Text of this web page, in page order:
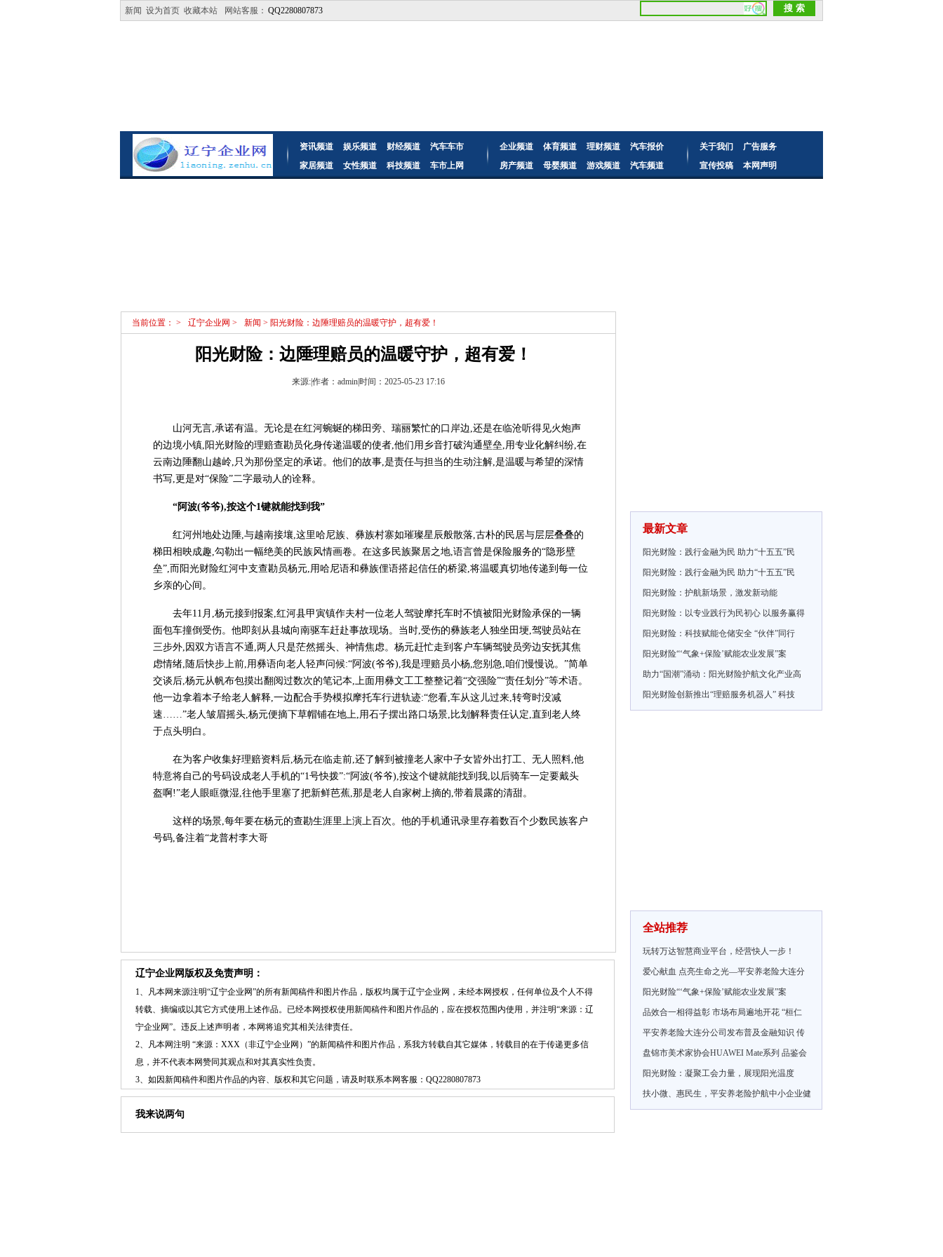
新闻 设为首页 收藏本站 网站客服： QQ2280807873
资讯频道 娱乐频道 财经频道
汽车车市
家居频道
女性频道 科技频道 车市上网
企业频道 体育频道 理财频道
汽车报价
房产频道
母婴频道 游戏频道 汽车频道
关于我们
广告服务
宣传投稿
本网声明
当前位置： > 辽宁企业网 > 新闻 > 阳光财险：边陲理赔员的温暖守护，超有爱！
阳光财险：边陲理赔员的温暖守护，超有爱！
来源:|作者：admin|时间：2025-05-23 17:16
山河无言,承诺有温。无论是在红河蜿蜒的梯田旁、瑞丽繁忙的口岸边,还是在临沧听得见火炮声
的边境小镇,阳光财险的理赔查勘员化身传递温暖的使者,他们用乡音打破沟通壁垒,用专业化解纠纷,在
云南边陲翻山越岭,只为那份坚定的承诺。他们的故事,是责任与担当的生动注解,是温暖与希望的深情
书写,更是对“保险”二字最动人的诠释。
“阿波(爷爷),按这个1键就能找到我”
红河州地处边陲,与越南接壤,这里哈尼族、彝族村寨如璀璨星辰般散落,古朴的民居与层层叠叠的
梯田相映成趣,勾勒出一幅绝美的民族风情画卷。在这多民族聚居之地,语言曾是保险服务的“隐形壁
垒”,而阳光财险红河中支查勘员杨元,用哈尼语和彝族俚语搭起信任的桥梁,将温暖真切地传递到每一位
乡亲的心间。
去年11月,杨元接到报案,红河县甲寅镇作夫村一位老人驾驶摩托车时不慎被阳光财险承保的一辆
面包车撞倒受伤。他即刻从县城向南驱车赶赴事故现场。当时,受伤的彝族老人独坐田埂,驾驶员站在
三步外,因双方语言不通,两人只是茫然摇头、神情焦虑。杨元赶忙走到客户车辆驾驶员旁边安抚其焦
虑情绪,随后快步上前,用彝语向老人轻声问候:“阿波(爷爷),我是理赔员小杨,您别急,咱们慢慢说。”简单
交谈后,杨元从帆布包摸出翻阅过数次的笔记本,上面用彝文工工整整记着“交强险”“责任划分”等术语。
他一边拿着本子给老人解释,一边配合手势模拟摩托车行进轨迹:“您看,车从这儿过来,转弯时没减
速……”老人皱眉摇头,杨元便摘下草帽铺在地上,用石子摆出路口场景,比划解释责任认定,直到老人终
于点头明白。
在为客户收集好理赔资料后,杨元在临走前,还了解到被撞老人家中子女皆外出打工、无人照料,他
特意将自己的号码设成老人手机的“1号快拨”:“阿波(爷爷),按这个键就能找到我,以后骑车一定要戴头
盔啊!”老人眼眶微湿,往他手里塞了把新鲜芭蕉,那是老人自家树上摘的,带着晨露的清甜。
这样的场景,每年要在杨元的查勘生涯里上演上百次。他的手机通讯录里存着数百个少数民族客户
号码,备注着“龙普村李大哥
辽宁企业网版权及免责声明：
1、凡本网来源注明“辽宁企业网”的所有新闻稿件和图片作品，版权均属于辽宁企业网，未经本网授权，任何单位及个人不得
转载、摘编或以其它方式使用上述作品。已经本网授权使用新闻稿件和图片作品的，应在授权范围内使用，并注明“来源：辽
宁企业网”。违反上述声明者，本网将追究其相关法律责任。
2、凡本网注明 “来源：XXX（非辽宁企业网）”的新闻稿件和图片作品，系我方转载自其它媒体，转载目的在于传递更多信
息，并不代表本网赞同其观点和对其真实性负责。
3、如因新闻稿件和图片作品的内容、版权和其它问题，请及时联系本网客服： QQ2280807873
我来说两句
最新文章
阳光财险：践行金融为民 助力“十五五”民
阳光财险：践行金融为民 助力“十五五”民
阳光财险：护航新场景，激发新动能
阳光财险：以专业践行为民初心 以服务赢得
阳光财险：科技赋能仓储安全 “伙伴”同行
阳光财险“‘气象+保险’赋能农业发展”案
助力“国潮”涌动：阳光财险护航文化产业高
阳光财险创新推出“理赔服务机器人” 科技
全站推荐
玩转万达智慧商业平台，经营快人一步！
爱心献血 点亮生命之光—平安养老险大连分
阳光财险“‘气象+保险’赋能农业发展”案
品效合一相得益彰 市场布局遍地开花 “桓仁
平安养老险大连分公司发布普及金融知识 传
盘锦市美术家协会HUAWEI Mate系列 品鉴会
阳光财险：凝聚工会力量，展现阳光温度
扶小微、惠民生，平安养老险护航中小企业健